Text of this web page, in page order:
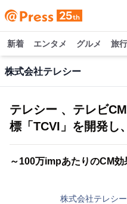
新着 エンタメ グルメ 旅行
株式会社テレシー
テレシー 、テレビ
標「TCVI」を開発し
～100万impあたりのCM
株式会社テレシー